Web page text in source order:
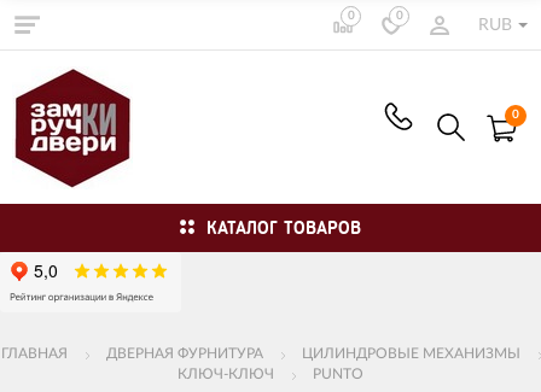
0 0
RUB
0
КАТАЛОГ ТОВАРОВ
ГЛАВНАЯ ДВЕРНАЯ ФУРНИТУРА
ЦИЛИНДРОВЫЕ МЕХАНИЗМЫ
КЛЮЧ-КЛЮЧ
PUNTO